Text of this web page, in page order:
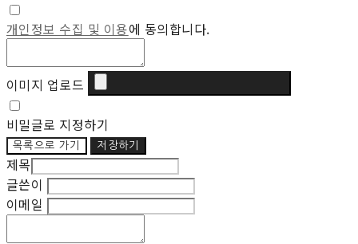
개인정보 수집 및 이용에 동의합니다.
이미지 업로드
비밀글로 지정하기
목록으로 가기 저장하기
제목
글쓴이
이메일